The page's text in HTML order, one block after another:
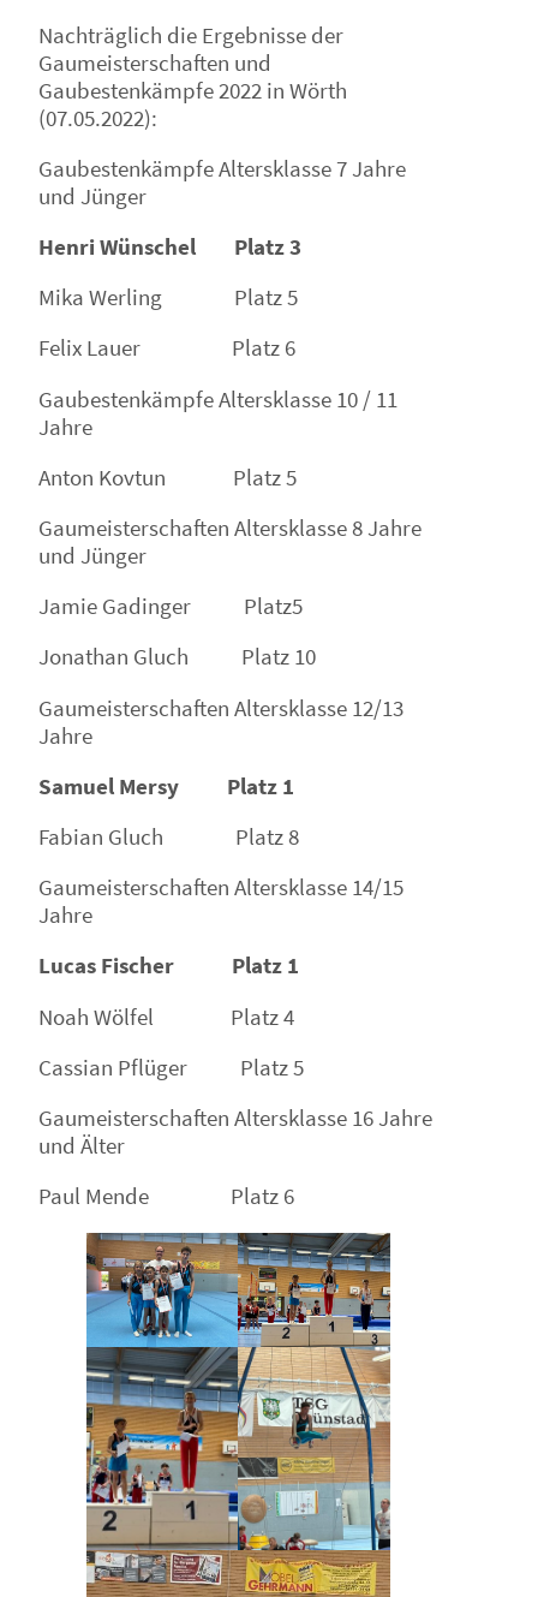
Nachträglich die Ergebnisse der
Gaumeisterschaften und
Gaubestenkämpfe 2022 in Wörth
(07.05.2022):
Gaubestenkämpfe Altersklasse 7 Jahre
und Jünger
Henri Wünschel Platz 3
Mika Werling Platz 5
Felix Lauer Platz 6
Gaubestenkämpfe Altersklasse 10 / 11
Jahre
Anton Kovtun Platz 5
Gaumeisterschaften Altersklasse 8 Jahre
und Jünger
Jamie Gadinger Platz5
Jonathan Gluch Platz 10
Gaumeisterschaften Altersklasse 12/13
Jahre
Samuel Mersy Platz 1
Fabian Gluch Platz 8
Gaumeisterschaften Altersklasse 14/15
Jahre
Lucas Fischer Platz 1
Noah Wölfel Platz 4
Cassian Pflüger Platz 5
Gaumeisterschaften Altersklasse 16 Jahre
und Älter
Paul Mende Platz 6